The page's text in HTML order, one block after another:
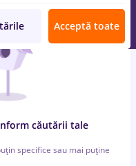
căutării tale
specifice sau mai puține
Acceptă toate